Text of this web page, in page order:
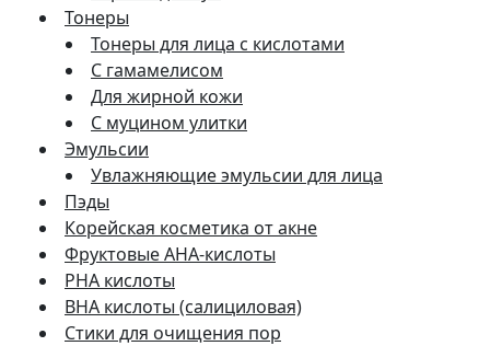
Тонеры
Тонеры для лица с кислотами
С гамамелисом
Для жирной кожи
С муцином улитки
Эмульсии
Увлажняющие эмульсии для лица
Пэды
Корейская косметика от акне
Фруктовые AHA-кислоты
PHA кислоты
BHA кислоты (салициловая)
Стики для очищения пор